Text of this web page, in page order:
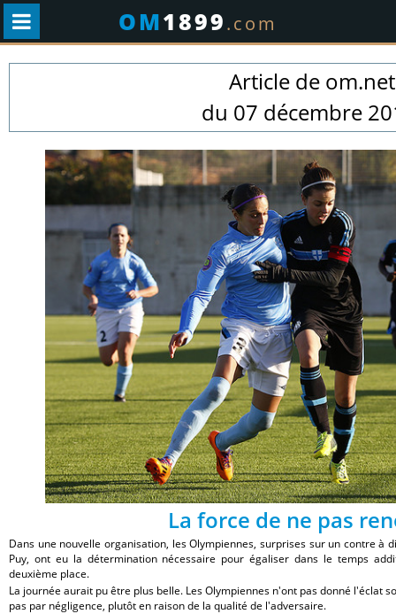
OM1899.com
Article de om.net
du 07 décembre
La force de ne pas
Dans une nouvelle organisation, les Olympiennes, surprises sur un contre à
Puy, ont eu la détermination nécessaire pour égaliser dans le temps
deuxième place.
La journée aurait pu être plus belle. Les Olympiennes n'ont pas donné l'éclat
pas par négligence, plutôt en raison de la qualité de l'adversaire.